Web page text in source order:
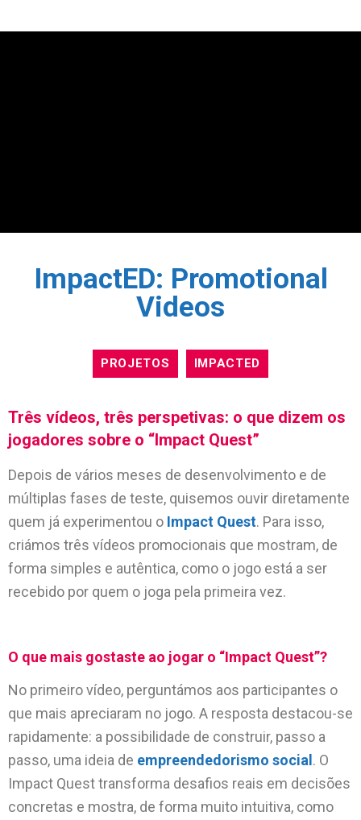
ImpactED: Promotional
Videos
PROJETOS IMPACTED
Três vídeos, três perspetivas: o que dizem os
jogadores sobre o “Impact Quest”
Depois de vários meses de desenvolvimento e de
múltiplas fases de teste, quisemos ouvir diretamente
quem já experimentou o Impact Quest. Para isso,
criámos três vídeos promocionais que mostram, de
forma simples e autêntica, como o jogo está a ser
recebido por quem o joga pela primeira vez.
O que mais gostaste ao jogar o “Impact Quest”?
No primeiro vídeo, perguntámos aos participantes o
que mais apreciaram no jogo. A resposta destacou-se
rapidamente: a possibilidade de construir, passo a
passo, uma ideia de empreendedorismo social. O
Impact Quest transforma desafios reais em decisões
concretas e mostra, de forma muito intuitiva, como